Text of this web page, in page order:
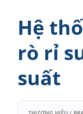
Hệ
rò rỉ
suất